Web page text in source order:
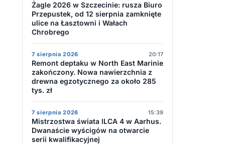
Żagle 2026 w Szczecinie: rusza Biuro
Przepustek, od 12 sierpnia zamknięte
ulice na Łasztowni i Wałach
Chrobrego
7 sierpnia 2026 20:17
Remont deptaku w North East Marinie
zakończony. Nowa nawierzchnia z
drewna egzotycznego za około 285
tys. zł
7 sierpnia 2026 15:39
Mistrzostwa świata ILCA 4 w Aarhus.
Dwanaście wyścigów na otwarcie
serii kwalifikacyjnej